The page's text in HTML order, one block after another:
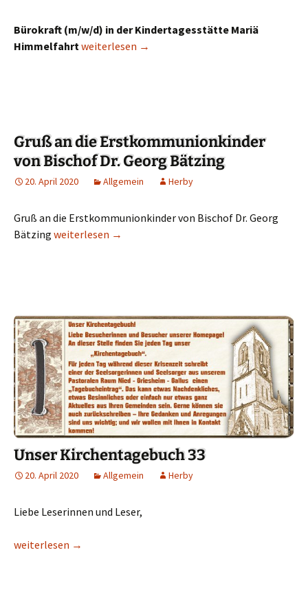
Bürokraft (m/w/d) in der Kindertagesstätte Mariä
Himmelfahrt Bürokraft (m/w/d) für KiTa Mariä Himmelfahrt
weiterlesen →
Gruß an die Erstkommunionkinder
von Bischof Dr. Georg Bätzing
20. April 2020 Allgemein Herby
Gruß an die Erstkommunionkinder von Bischof Dr. Georg
Bätzing Gruß an die Erstkommunionkinder von Bischof Dr.
weiterlesen →
Unser Kirchentagebuch 33
20. April 2020 Allgemein Herby
Liebe Leserinnen und Leser,
Unser Kirchentagebuch 33
weiterlesen →